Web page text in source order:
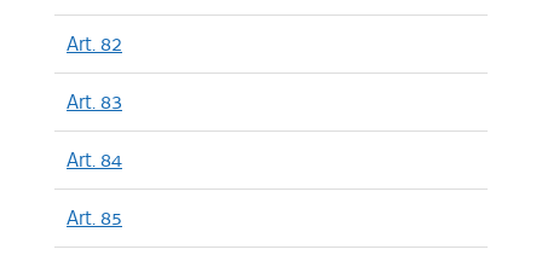
Art. 82
Art. 83
Art. 84
Art. 85